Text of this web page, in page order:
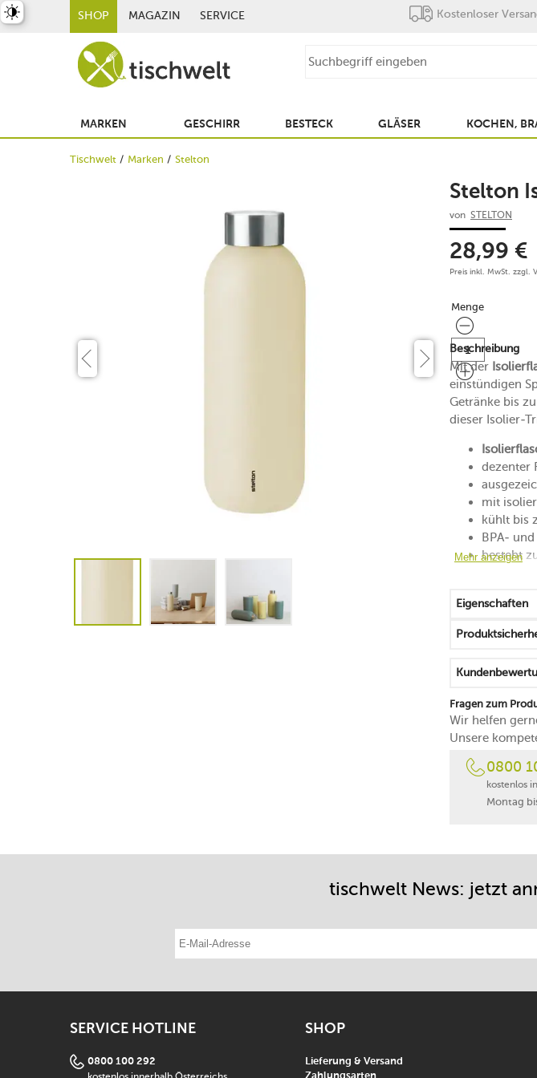
SHOP MAGAZIN SERVICE Kostenloser
MARKEN GESCHIRR BESTECK GLÄSER KOCHEN,
Tischwelt Marken Stelton
Stelton
von STELTON
28,99 €
Preis inkl. MwSt. zzgl.
Menge
Menge
Beschreibung
Mit der
einstündigen
Getränke bis
dieser Isolier-
dezenter
mit
kühlt bis
BPA-
besteht
Mehr anzeigen
Eigenschaften
Fragen zum
Wir helfen
Unsere
0800
kostenlos
Montag
tischwelt News: jetzt
E-Mail-Adresse eintragen
SERVICE HOTLINE
0800 100 292
SHOP
Lieferung & Versand
umschalten